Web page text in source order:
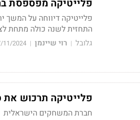
פלייטיקה מפספסת
פלייטיקה דיווחה על המשך
התחזית לשנה כולה מתחת
גלובל | רוי שיינמן |
11/2024
פלייטיקה תרכוש את
חברת המשחקים הישראלית